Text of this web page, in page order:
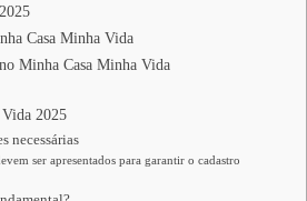
Casa Minha Vida
Minha Casa Minha Vida
2025
necessárias
ser apresentados para garantir o cadastro